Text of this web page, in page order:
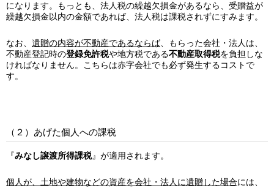
になります。もっとも、法人税の繰越欠損金があるなら、受贈益が
繰越欠損金以内の金額であれば、法人税は課税されずにすみます。
なお、 遺贈の内容が不動産であるならば、もらった会社・法人は、
不動産登記時の登録免許税や地方税である不動産取得税を負担しな
ければなりません。こちらは赤字会社でも必ず発生するコストで
す。
（２）あげた個人への課税
『みなし譲渡所得課税』が適用されます。
個人が、土地や建物などの資産を会社・法人に遺贈した場合には、